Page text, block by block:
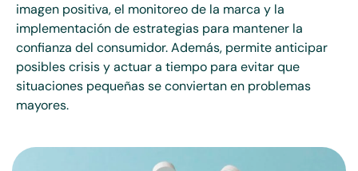
imagen positiva, el monitoreo de la marca y la
implementación de estrategias para mantener la
confianza del consumidor. Además, permite anticipar
posibles crisis y actuar a tiempo para evitar que
situaciones pequeñas se conviertan en problemas
mayores.